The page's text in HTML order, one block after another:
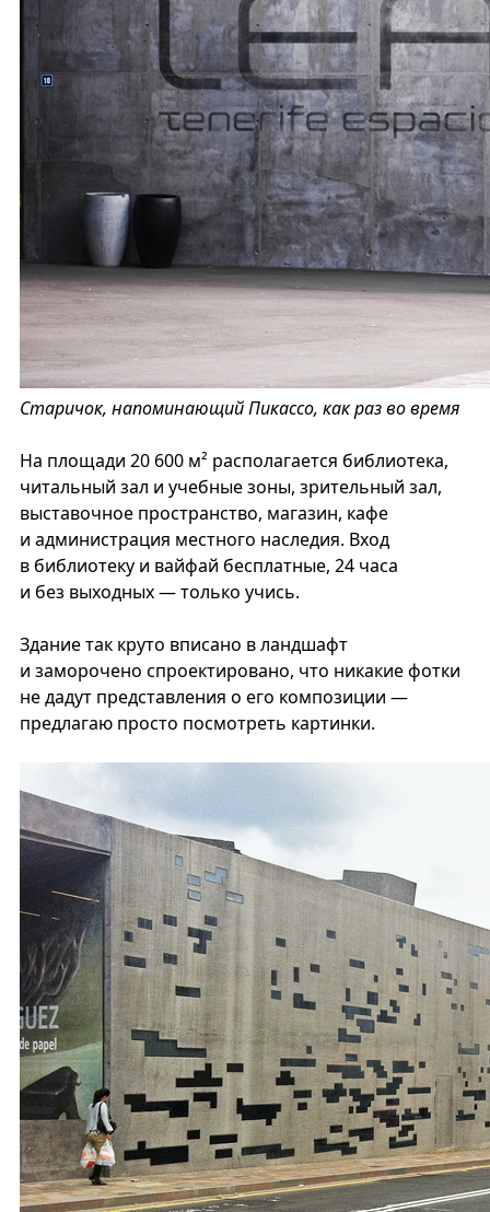
Старичок, напоминающий Пикассо, как раз во время
На площади 20 600 м² располагается библиотека,
читальный зал и учебные зоны, зрительный зал,
выставочное пространство, магазин, кафе
и администрация местного наследия. Вход
в библиотеку и вайфай бесплатные, 24 часа
и без выходных — только учись.
Здание так круто вписано в ландшафт
и заморочено спроектировано, что никакие фотки
не дадут представления о его композиции —
предлагаю просто посмотреть картинки.